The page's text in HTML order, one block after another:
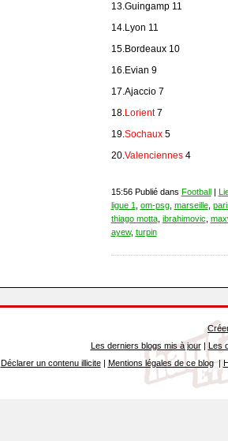
13.Guingamp 11
14.Lyon 11
15.Bordeaux 10
16.Evian 9
17.Ajaccio 7
18. Lorient7
19. Sochaux5
20. Valenciennes4
15:56 Publié dans Football|
ligue 1
om-psg, marseille,
thiago motta, ibrahimovic
ayew, turpin
Les derniers blogs mis à jour| Les
Déclarer un contenu illicite| Mentions légales de ce blog|